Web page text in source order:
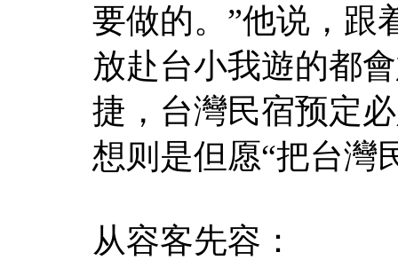
要做的。”他说，跟
放赴台小我遊的都
捷，台灣民宿预定
想则是但愿“把台灣
从容客先容：